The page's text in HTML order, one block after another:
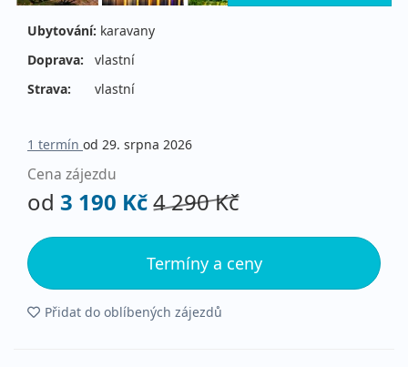
Ubytování: karavany
Doprava:
vlastní
Strava:
vlastní
1 termín od 29. srpna 2026
Cena zájezdu
od 3 190 Kč4 290 Kč
Termíny a ceny
Přidat do oblíbených zájezdů